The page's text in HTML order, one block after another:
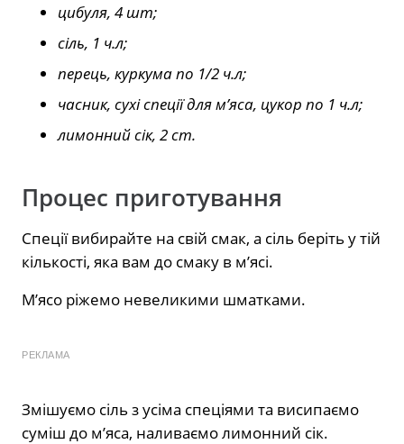
цибуля, 4 шт;
сіль, 1 ч.л;
перець, куркума по 1/2 ч.л;
часник, сухі спеції для м’яса, цукор по 1 ч.л;
лимонний сік, 2 ст.
Процес приготування
Спеції вибирайте на свій смак, а сіль беріть у тій
кількості, яка вам до смаку в м’ясі.
М’ясо ріжемо невеликими шматками.
РЕКЛАМА
Змішуємо сіль з усіма спеціями та висипаємо
суміш до м’яса, наливаємо лимонний сік.